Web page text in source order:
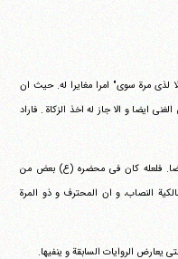
لذی مرة سوی" امرا مغایرا له. حیث ان
ایضا و الا جاز له اخذ الزکاة . فاراد
فلعله کان فی محضره (ع) بعض من
النصاب، و ان المحترف و ذو المرة
یعارض الروایات السابقة و ینفیها.